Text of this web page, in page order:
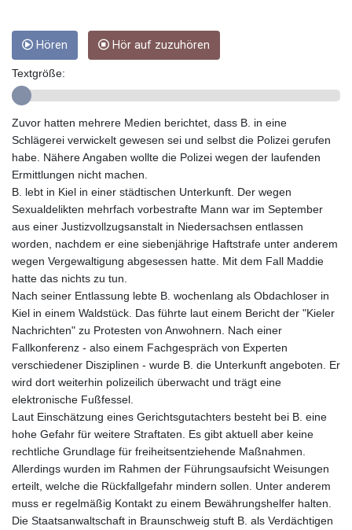
GTQ 8.794891
GYD 241.157003
HNL 30.895616
HTG 150.718127
HUF 363.096405
IDR
ILS 3.468234
IMP 0.857252
INR 110.076256
IQD
1509.981237
1590322.371805
ISK 142.598215
JEP 0.857252
JMD 183.057725
JOD 0.819746
JPY 182.445186
KGS 101.104505
KHR
4681.941823
KMF 492.514185
KRW
1627.677557
KWD 0.356853
Hören Hör auf zuzuhören
Textgröße:
Zuvor hatten mehrere Medien berichtet, dass B. in eine
Schlägerei verwickelt gewesen sei und selbst die Polizei gerufen
habe. Nähere Angaben wollte die Polizei wegen der laufenden
Ermittlungen nicht machen.
B. lebt in Kiel in einer städtischen Unterkunft. Der wegen
Sexualdelikten mehrfach vorbestrafte Mann war im September
aus einer Justizvollzugsanstalt in Niedersachsen entlassen
worden, nachdem er eine siebenjährige Haftstrafe unter anderem
wegen Vergewaltigung abgesessen hatte. Mit dem Fall Maddie
hatte das nichts zu tun.
Nach seiner Entlassung lebte B. wochenlang als Obdachloser in
Kiel in einem Waldstück. Das führte laut einem Bericht der "Kieler
Nachrichten" zu Protesten von Anwohnern. Nach einer
Fallkonferenz - also einem Fachgespräch von Experten
verschiedener Disziplinen - wurde B. die Unterkunft angeboten. Er
wird dort weiterhin polizeilich überwacht und trägt eine
elektronische Fußfessel.
Laut Einschätzung eines Gerichtsgutachters besteht bei B. eine
hohe Gefahr für weitere Straftaten. Es gibt aktuell aber keine
rechtliche Grundlage für freiheitsentziehende Maßnahmen.
Allerdings wurden im Rahmen der Führungsaufsicht Weisungen
erteilt, welche die Rückfallgefahr mindern sollen. Unter anderem
muss er regelmäßig Kontakt zu einem Bewährungshelfer halten.
Die Staatsanwaltschaft in Braunschweig stuft B. als Verdächtigen